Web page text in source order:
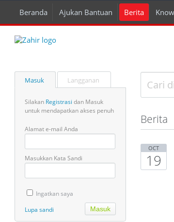
Beranda Ajukan Bantuan Berita
Masuk Langganan
Silakan Registrasi dan Masuk
untuk mendapatkan akses penuh
Alamat e-mail Anda
Masukkan Kata Sandi
Ingatkan saya
Lupa sandi
Berita
OCT
19